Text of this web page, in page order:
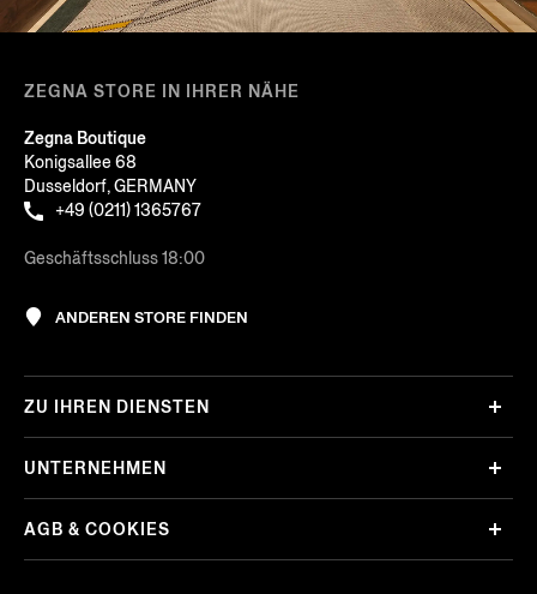
ZEGNA STORE IN IHRER NÄHE
Zegna Boutique
Konigsallee 68
Dusseldorf, GERMANY
+49 (0211) 1365767
Geschäftsschluss 18:00
ANDEREN STORE FINDEN
ZU IHREN DIENSTEN
UNTERNEHMEN
AGB & COOKIES